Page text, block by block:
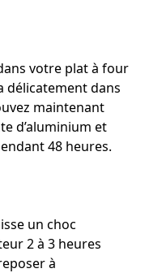
votre plat à four
délicatement dans
maintenant
d’aluminium et
48 heures.
un choc
2 à 3 heures
à